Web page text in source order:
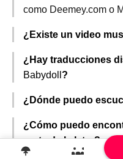
como Deemey.com o
¿Existe un video
¿Hay traducciones
Babydoll ?
¿Dónde puedo
¿Cómo puedo
parte de la letra?